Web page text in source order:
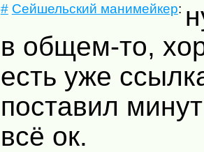
# Сейшельский манимейкер:
в общем-то,
есть уже
поставил
всё ок.